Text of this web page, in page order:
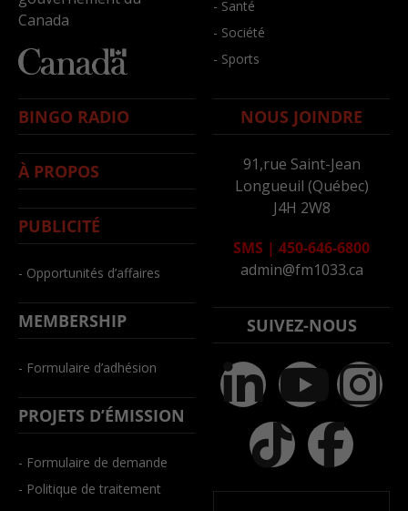
Canada
- Santé
- Société
- Sports
BINGO RADIO
À PROPOS
PUBLICITÉ
- Opportunités d’affaires
MEMBERSHIP
- Formulaire d’adhésion
PROJETS D’ÉMISSION
- Formulaire de demande
- Politique de traitement
NOUS JOINDRE
91,rue Saint-Jean
Longueuil (Québec)
J4H 2W8
SMS | 450-646-6800
admin@fm1033.ca
SUIVEZ-NOUS